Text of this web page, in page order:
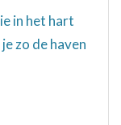
in het hart
zo de haven